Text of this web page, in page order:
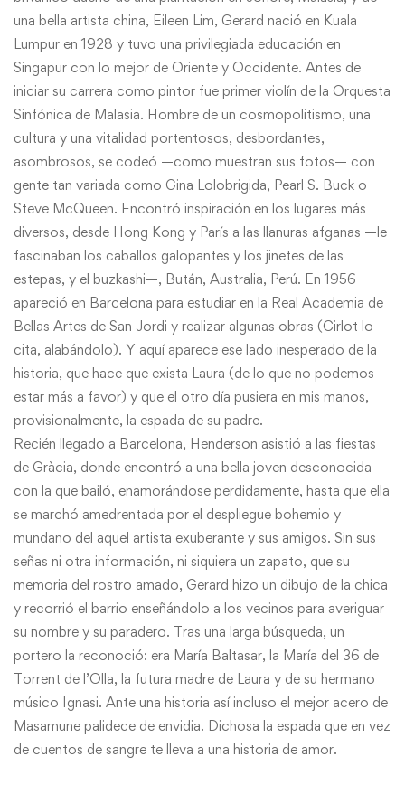
una bella artista china, Eileen Lim, Gerard nació en Kuala
Lumpur en 1928 y tuvo una privilegiada educación en
Singapur con lo mejor de Oriente y Occidente. Antes de
iniciar su carrera como pintor fue primer violín de la Orquesta
Sinfónica de Malasia. Hombre de un cosmopolitismo, una
cultura y una vitalidad portentosos, desbordantes,
asombrosos, se codeó —como muestran sus fotos— con
gente tan variada como Gina Lolobrigida, Pearl S. Buck o
Steve McQueen. Encontró inspiración en los lugares más
diversos, desde Hong Kong y París a las llanuras afganas —le
fascinaban los caballos galopantes y los jinetes de las
estepas, y el buzkashi—, Bután, Australia, Perú. En 1956
apareció en Barcelona para estudiar en la Real Academia de
Bellas Artes de San Jordi y realizar algunas obras (Cirlot lo
cita, alabándolo). Y aquí aparece ese lado inesperado de la
historia, que hace que exista Laura (de lo que no podemos
estar más a favor) y que el otro día pusiera en mis manos,
provisionalmente, la espada de su padre.
Recién llegado a Barcelona, Henderson asistió a las fiestas
de Gràcia, donde encontró a una bella joven desconocida
con la que bailó, enamorándose perdidamente, hasta que ella
se marchó amedrentada por el despliegue bohemio y
mundano del aquel artista exuberante y sus amigos. Sin sus
señas ni otra información, ni siquiera un zapato, que su
memoria del rostro amado, Gerard hizo un dibujo de la chica
y recorrió el barrio enseñándolo a los vecinos para averiguar
su nombre y su paradero. Tras una larga búsqueda, un
portero la reconoció: era María Baltasar, la María del 36 de
Torrent de l’Olla, la futura madre de Laura y de su hermano
músico Ignasi. Ante una historia así incluso el mejor acero de
Masamune palidece de envidia. Dichosa la espada que en vez
de cuentos de sangre te lleva a una historia de amor.